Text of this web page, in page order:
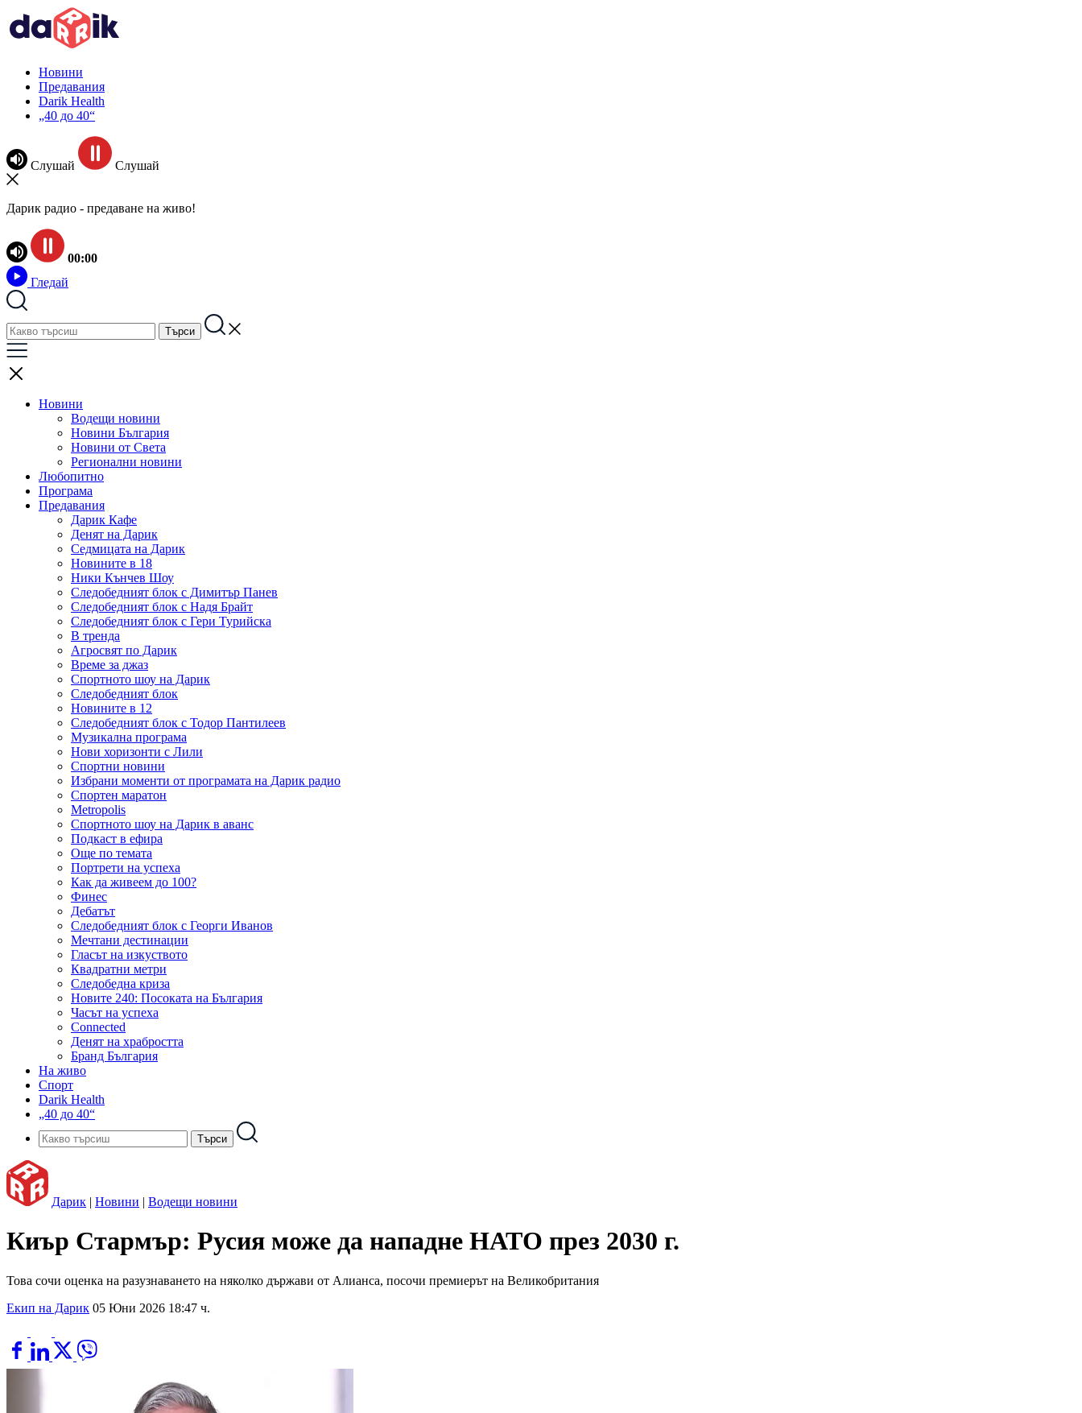
Новини
Предавания
Darik Health
„40 до 40“
Слушай Слушай
Дарик радио - предаване на живо!
00:00
Гледай
Новини
Водещи новини
Новини България
Новини от Света
Регионални новини
Любопитно
Програма
Предавания
Дарик Кафе
Денят на Дарик
Седмицата на Дарик
Новините в 18
Ники Кънчев Шоу
Следобедният блок с Димитър Панев
Следобедният блок с Надя Брайт
Следобедният блок с Гери Турийска
В тренда
Агросвят по Дарик
Време за джаз
Спортното шоу на Дарик
Следобедният блок
Новините в 12
Следобедният блок с Тодор Пантилеев
Музикална програма
Нови хоризонти с Лили
Спортни новини
Избрани моменти от програмата на Дарик радио
Спортен маратон
Metropolis
Спортното шоу на Дарик в аванс
Подкаст в ефира
Още по темата
Портрети на успеха
Как да живеем до 100?
Финес
Дебатът
Следобедният блок с Георги Иванов
Мечтани дестинации
Гласът на изкуството
Квадратни метри
Следобедна криза
Новите 240: Посоката на България
Часът на успеха
Connected
Денят на храбростта
Бранд България
На живо
Спорт
Darik Health
„40 до 40“
Дарик | Новини | Водещи новини
Киър Стармър: Русия може да нападне НАТО през 2030 г.
Това сочи оценка на разузнаването на няколко държави от Алианса, посочи премиерът на Великобритания
Екип на Дарик 05 Юни 2026 18:47 ч.